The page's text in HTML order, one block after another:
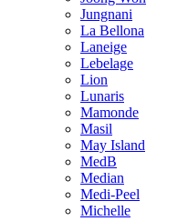
Jungnani
La Bellona
Laneige
Lebelage
Lion
Lunaris
Mamonde
Masil
May Island
MedB
Median
Medi-Peel
Michelle